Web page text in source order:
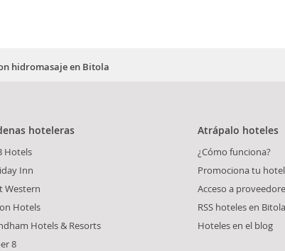
hidromasaje en Bitola
hoteleras
Hotels
Inn
Western
Hotels
Hotels & Resorts
8
Atrápalo hoteles
¿Cómo funciona?
Promociona tu hotel
Acceso a
RSS hoteles en Bitola
Hoteles en el blog